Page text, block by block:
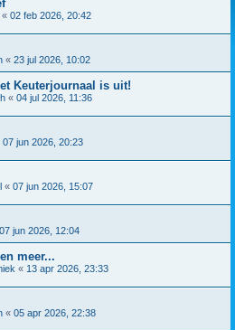
« 02 feb 2026, 20:42
« 23 jul 2026, 10:02
Keuterjournaal is uit!
« 04 jul 2026, 11:36
07 jun 2026, 20:23
« 07 jun 2026, 15:07
07 jun 2026, 12:04
meer...
« 13 apr 2026, 23:33
« 05 apr 2026, 22:38